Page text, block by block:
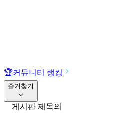
🏆커뮤니티 랭킹
즐겨찾기
게시판 제목의